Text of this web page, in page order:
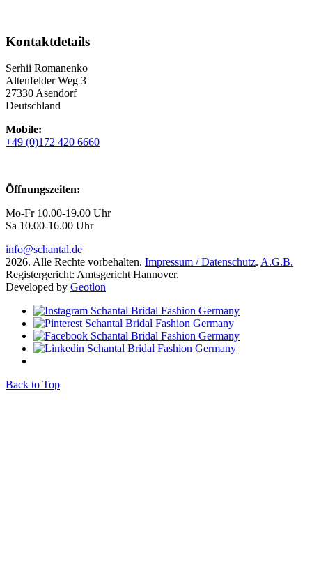
Kontaktdetails
Serhii Romanenko
Altenfelder Weg 3
27330 Asendorf
Deutschland
Mobile:
+49 (0)172 420 6660
Öffnungszeiten:
Mo-Fr 10.00-19.00 Uhr
Sa 10.00-16.00 Uhr
info@schantal.de
2026. Alle Rechte vorbehalten. Impressum / Datenschutz. A.G.B.
Registergericht: Amtsgericht Hannover.
Developed by Geotlon
Back to Top